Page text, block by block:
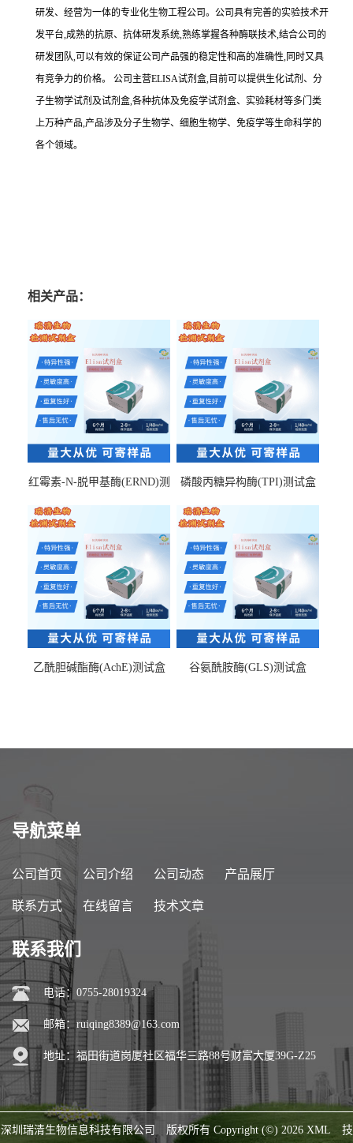
研发、经营为一体的专业化生物工程公司。公司具有完善的实验技术开
发平台,成熟的抗原、抗体研发系统,熟练掌握各种酶联技术,结合公司的
研发团队,可以有效的保证公司产品强的稳定性和高的准确性,同时又具
有竞争力的价格。
公司主营ELISA试剂盒,目前可以提供生化试剂、分
子生物学试剂及试剂盒,各种抗体及免疫学试剂盒、实验耗材等多门类
上万种产品,产品涉及分子生物学、细胞生物学、免疫学等生命科学的
各个领域。
相关产品：
红霉素-N-脱甲基酶(ERND)测
磷酸丙糖异构酶(TPI)测试盒
乙酰胆碱酯酶(AchE)测试盒 谷氨酰胺酶(GLS)测试盒
导航菜单
公司首页 公司介绍 公司动态 产品展厅
联系方式 在线留言 技术文章
联系我们
电话：0755-28019324
邮箱： ruiqing8389@163.com
地址：福田街道岗厦社区福华三路88号财富大厦39G-Z25
深圳瑞清生物信息科技有限公司 版权所有 Copyright (©) 2026 XML 技